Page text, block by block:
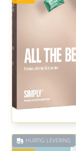
HURTIG LEVERING